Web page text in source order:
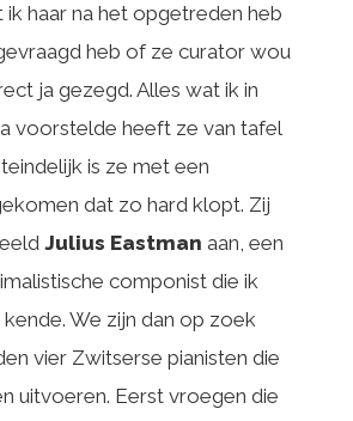
ik haar na het opgetreden heb
heb of ze curator wou
ja gezegd. Alles wat ik in
voorstelde heeft ze van tafel
is ze met een
dat zo hard klopt. Zij
Julius Eastman aan, een
componist die ik
kende. We zijn dan op zoek
vier Zwitserse pianisten die
uitvoeren. Eerst vroegen die